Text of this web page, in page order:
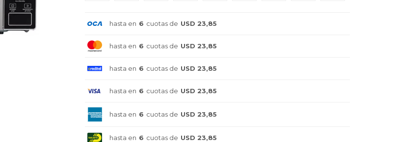
hasta en 6 cuotas de USD 23,85
hasta en 6 cuotas de USD 23,85
hasta en 6 cuotas de USD 23,85
hasta en 6 cuotas de USD 23,85
hasta en 6 cuotas de USD 23,85
hasta en 6 cuotas de USD 23,85